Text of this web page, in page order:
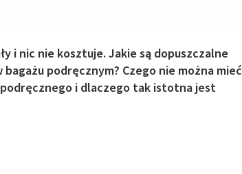
i nic nie kosztuje. Jakie są dopuszczalne
podręcznym? Czego nie można mieć
i dlaczego tak istotna jest